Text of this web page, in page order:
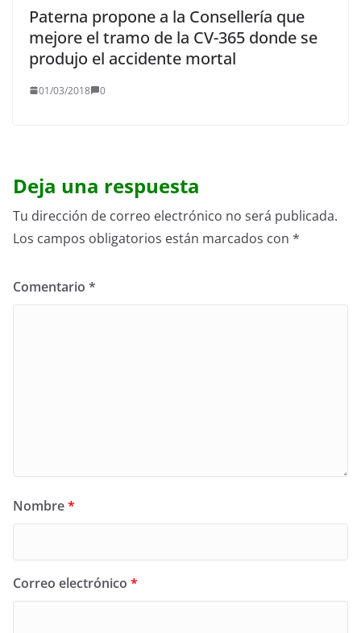
Paterna propone a la Consellería que
mejore el tramo de la CV-365 donde se
produjo el accidente mortal
01/03/2018 0
Deja una respuesta
Tu dirección de correo electrónico no será publicada.
Los campos obligatorios están marcados con *
Comentario *
Nombre*
Correo electrónico *